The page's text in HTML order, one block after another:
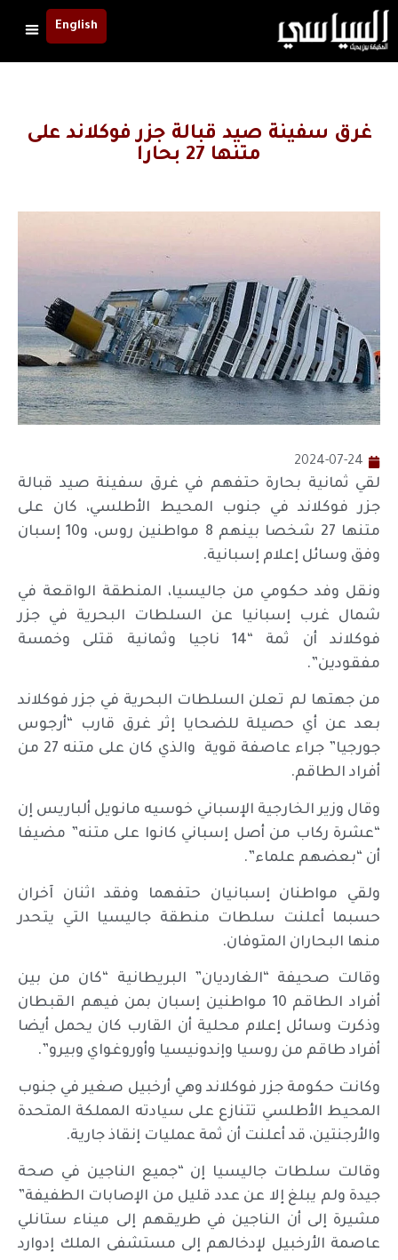
English
غرق سفينة صيد قبالة جزر فوكلاند على
متنها 27 بحارا
2024-07-24
لقي ثمانية بحارة حتفهم في غرق سفينة صيد قبالة
جزر فوكلاند في جنوب المحيط الأطلسي، كان على
متنها 27 شخصا بينهم 8 مواطنين روس، و10 إسبان
وفق وسائل إعلام إسبانية.
ونقل وفد حكومي من جاليسيا، المنطقة الواقعة في
شمال غرب إسبانيا عن السلطات البحرية في جزر
فوكلاند أن ثمة “14 ناجيا وثمانية قتلى وخمسة
مفقودين”.
من جهتها لم تعلن السلطات البحرية في جزر فوكلاند
بعد عن أي حصيلة للضحايا إثر غرق قارب “أرجوس
جورجيا” جراء عاصفة قوية والذي كان على متنه 27 من
أفراد الطاقم.
وقال وزير الخارجية الإسباني خوسيه مانويل ألباريس إن
“عشرة ركاب من أصل إسباني كانوا على متنه” مضيفا
أن “بعضهم علماء”.
ولقي مواطنان إسبانيان حتفهما وفقد اثنان آخران
حسبما أعلنت سلطات منطقة جاليسيا التي يتحدر
منها البحاران المتوفان.
وقالت صحيفة “الغارديان” البريطانية “كان من بين
أفراد الطاقم 10 مواطنين إسبان بمن فيهم القبطان
وذكرت وسائل إعلام محلية أن القارب كان يحمل أيضا
أفراد طاقم من روسيا وإندونيسيا وأوروغواي وبيرو”.
وكانت حكومة جزر فوكلاند وهي أرخبيل صغير في جنوب
المحيط الأطلسي تتنازع على سيادته المملكة المتحدة
والأرجنتين، قد أعلنت أن ثمة عمليات إنقاذ جارية.
وقالت سلطات جاليسيا إن “جميع الناجين في صحة
جيدة ولم يبلغ إلا عن عدد قليل من الإصابات الطفيفة”
مشيرة إلى أن الناجين في طريقهم إلى ميناء ستانلي
عاصمة الأرخبيل لإدخالهم إلى مستشفى الملك إدوارد